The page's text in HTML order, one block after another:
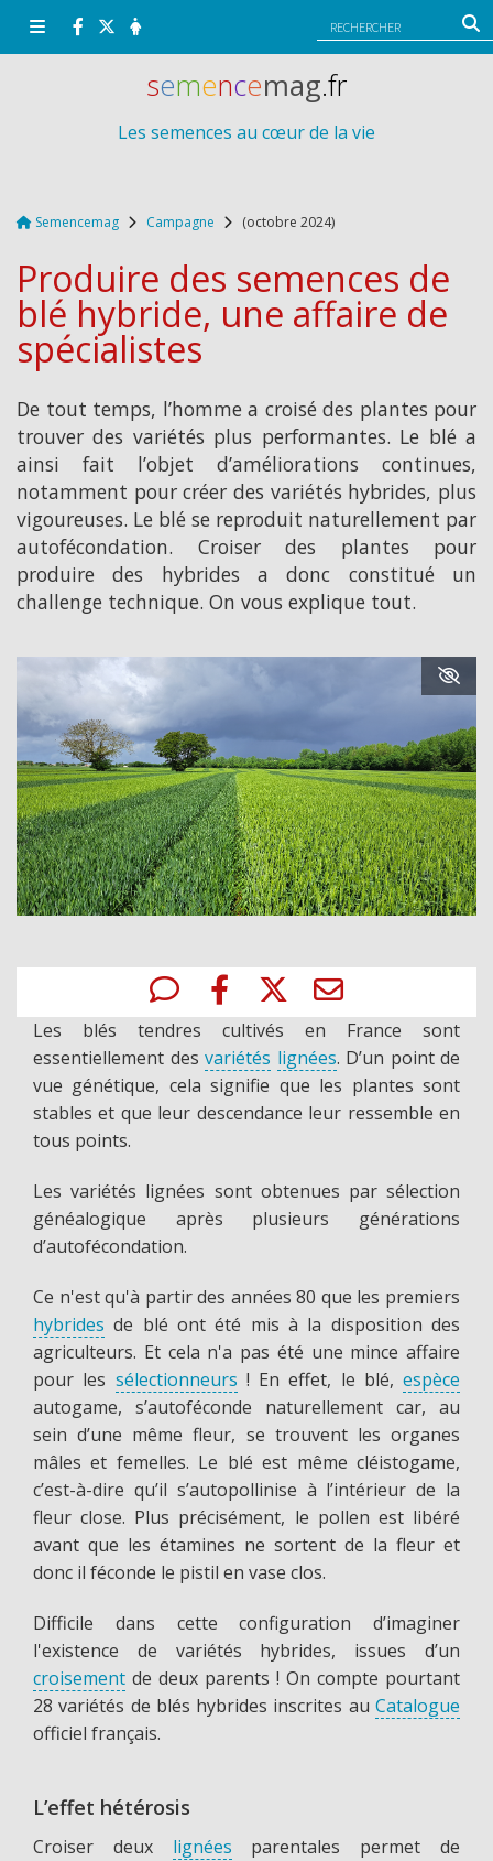
Semencemag Campagne (octobre 2024)
Produire des semences de
blé hybride, une affaire de
spécialistes
De tout temps, l’homme a croisé des plantes pour
trouver des variétés plus performantes. Le blé a
ainsi fait l’objet d’améliorations continues,
notamment pour créer des variétés hybrides, plus
vigoureuses. Le blé se reproduit naturellement par
autofécondation. Croiser des plantes pour
produire des hybrides a donc constitué un
challenge technique. On vous explique tout.
Les blés tendres
cultivés en France sont
essentiellement des variétés lignées. D’un point de
vue génétique, cela signifie que les plantes sont
stables et que leur descendance leur ressemble en
tous points.
Les variétés lignées sont obtenues par sélection
généalogique après plusieurs générations
d’autofécondation.
Ce n'est qu'à partir des années 80 que les premiers
hybrides de blé ont été mis à la disposition des
agriculteurs. Et cela n'a pas été une mince affaire
pour les sélectionneurs ! En effet, le blé, espèce
autogame, s’autoféconde naturellement car, au
sein d’une même fleur, se trouvent les organes
mâles et femelles. Le blé est même cléistogame,
c’est-à-dire qu’il s’autopollinise à l’intérieur de la
fleur close. Plus précisément, le pollen est libéré
avant que les étamines ne sortent de la fleur et
donc il féconde le pistil en vase clos.
Difficile dans cette configuration d’imaginer
l'existence de variétés hybrides, issues d’un
croisement de deux parents ! On compte pourtant
28 variétés de blés hybrides inscrites au Catalogue
officiel français.
L’effet hétérosis
Croiser deux lignées parentales permet de
semencemag.fr
Les semences au cœur de la vie
Panneau de gestion des cookies